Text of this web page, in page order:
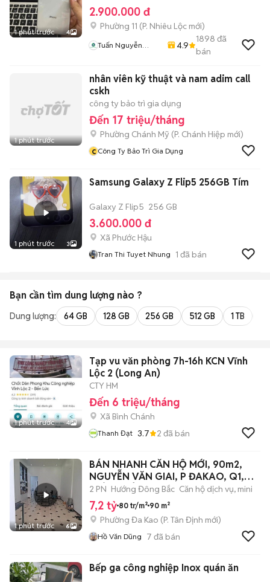
1 phút trước 4
2.900.000 đ
Phường 11 (P. Nhiêu Lộc mới)
Tuấn Nguyễn
4.9
1898 đã
bán
1 phút trước
nhân viên kỹ thuật và nam adim call
cskh
công ty bảo trì gia dụng
Đến 17 triệu/tháng
Phường Chánh Mỹ (P. Chánh Hiệp mới)
c Công Ty Bảo Trì Gia Dụng
1 phút trước 3
Samsung Galaxy Z Flip5 256GB Tím
Galaxy Z Flip5 256 GB
3.600.000 đ
Xã Phước Hậu
Tran Thi Tuyet Nhung 1 đã bán
Bạn cần tìm dung lượng nào ?
Dung lượng: 64 GB 128 GB 256 GB 512 GB 1 TB
1 phút trước 4
Tạp vu văn phòng 7h-16h KCN Vĩnh
Lộc 2 (Long An)
CTY HM
Đến 6 triệu/tháng
Xã Bình Chánh
Thanh Đạt 3.7 2 đã bán
1 phút trước 6
BÁN NHANH CĂN HỘ MỚI, 90m2,
NGUYỄN VĂN GIAI, P ĐAKAO, Q1,
GIÁ 7,2 TỶ,
2 PN Hướng Đông Bắc Căn hộ dịch vụ, mini
7,2 tỷ 80 tr/m² 90 m²
Phường Đa Kao (P. Tân Định mới)
Hồ Văn Dũng 7 đã bán
Bếp ga công nghiệp Inox quán ăn